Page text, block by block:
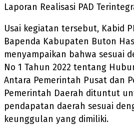
Laporan Realisasi PAD
Usai kegiatan tersebut, Kabid
Bapenda Kabupaten Buton
menyampaikan bahwa sesuai
No 1 Tahun 2022 tentang
Antara Pemerintah Pusat dan
Pemerintah Daerah dituntut
pendapatan daerah sesuai
keunggulan yang dimiliki.